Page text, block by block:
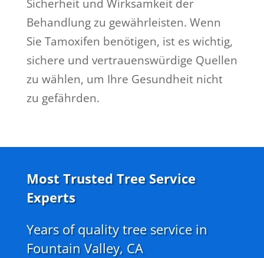
Sicherheit und Wirksamkeit der
Behandlung zu gewährleisten. Wenn
Sie Tamoxifen benötigen, ist es wichtig,
sichere und vertrauenswürdige Quellen
zu wählen, um Ihre Gesundheit nicht
zu gefährden.
Most Trusted Tree Service
Experts
Years of quality tree service in
Fountain Valley, CA